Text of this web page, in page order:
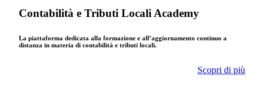
Contabilità e Tributi Locali Academy
La piattaforma dedicata alla formazione e all’aggiornamento continuo a
distanza in materia di contabilità e tributi locali.
Scopri di più